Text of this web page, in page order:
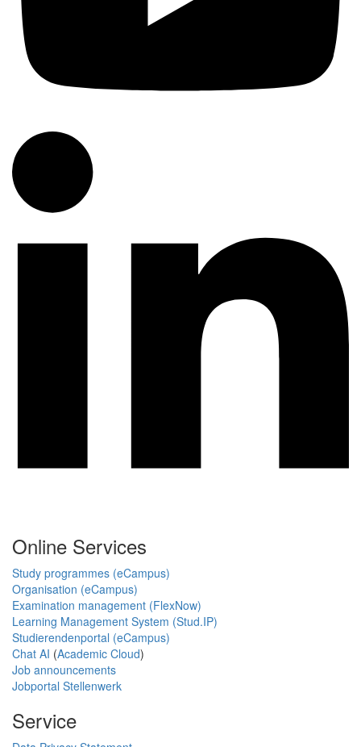
Online Services
Study programmes (eCampus)
Organisation (eCampus)
Examination management (FlexNow)
Learning Management System (Stud.IP)
Studierendenportal (eCampus)
Chat AI (Academic Cloud)
Job announcements
Jobportal Stellenwerk
Service